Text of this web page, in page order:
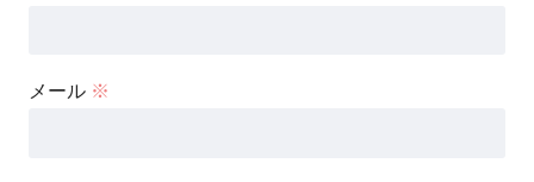
メール ※